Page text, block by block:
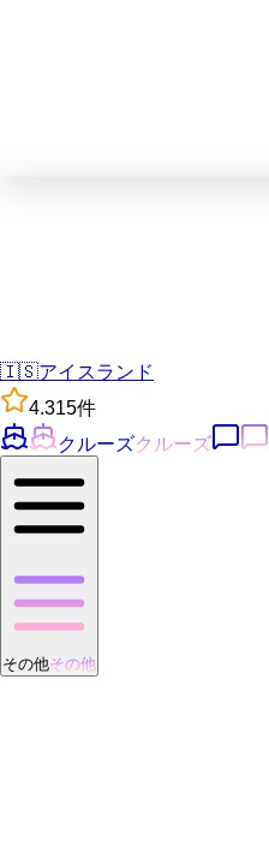
🇮🇸アイスランド
4.315件
クルーズクルーズ
その他その他